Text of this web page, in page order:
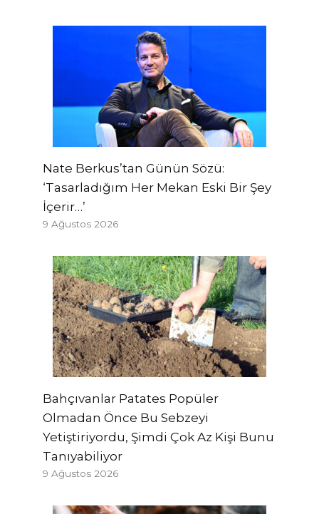
Nate Berkus’tan Günün Sözü:
‘Tasarladığım Her Mekan Eski Bir Şey
İçerir…’
9 Ağustos 2026
Bahçıvanlar Patates Popüler
Olmadan Önce Bu Sebzeyi
Yetiştiriyordu, Şimdi Çok Az Kişi Bunu
Tanıyabiliyor
9 Ağustos 2026